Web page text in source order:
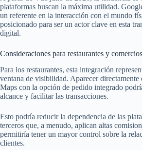
plataformas buscan la máxima utilidad.
un referente en la interacción con el mundo
posicionado para ser un actor clave en esta
digital.
Consideraciones para restaurantes y comercios
Para los restaurantes, esta integración
ventana de visibilidad. Aparecer directamente
Maps con la opción de pedido integrado
alcance y facilitar las transacciones.
Esto podría reducir la dependencia de las
terceros que, a menudo, aplican altas
permitiría tener un mayor control sobre la
clientes.